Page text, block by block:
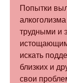
Попытки
трудными и
искать
близких и
свои